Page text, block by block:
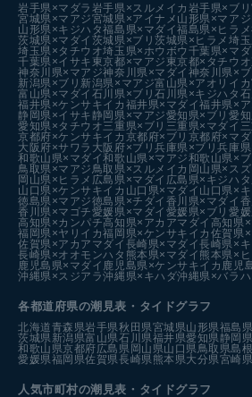
岩手県×マダラ 岩手県×スルメイカ 岩手県×ブリ
宮城県×マアジ宮城県×アイナメ 山形県×マアジ
山形県×キジハタ福島県×マダイ福島県×ヒラメ
茨城県×マダイ 茨城県×ブリ茨城県×ヒラメ埼
埼玉県×タチウオ埼玉県×ホウボウ 千葉県×マダ
千葉県×イサキ 東京都×マアジ 東京都×タチウオ
神奈川県×マアジ神奈川県×マダイ 神奈川県×ブ
新潟県×ブリ 新潟県×マアジ富山県×アオリイカ
富山県×マダイ 石川県×ブリ石川県×キジハタ
福井県×ケンサキイカ 福井県×マダイ福井県×
静岡県×イサキ静岡県×マアジ愛知県×ブリ愛
愛知県×タチウオ三重県×ブリ 三重県×マダイ
京都府×ケンサキイカ 京都府×ブリ 京都府×マダ
大阪府×サワラ 大阪府×ブリ兵庫県×ブリ兵庫
和歌山県×マダイ和歌山県×マアジ和歌山県×ブ
鳥取県×マアジ 鳥取県×スルメイカ 岡山県×スズ
岡山県×ヒラメ 広島県×マダイ 広島県×キジハタ
山口県×ケンサキイカ 山口県×マダイ 山口県×
徳島県×マアジ徳島県×チダイ 香川県×マダイ
香川県×マゴチ愛媛県×マダイ 愛媛県×ブリ愛
高知県×カンパチ高知県×アカアマダイ 高知県
福岡県×ヤリイカ福岡県×ケンサキイカ 佐賀県
佐賀県×アカアマダイ 長崎県×マダイ長崎県×キ
長崎県×オオモンハタ 熊本県×マダイ 熊本県×
鹿児島県×マダイ 鹿児島県×ケンサキイカ 鹿児
沖縄県×スジアラ沖縄県×キハダ沖縄県×バラハ
各都道府県の潮見表 ・タイドグラフ
北海道青森県岩手県秋田県宮城県山形県福島県
茨城県 新潟県富山県石川県福井県愛知県静岡県
和歌山県京都府広島県 岡山県山口県 鳥取県島
愛媛県福岡県佐賀県長崎県 熊本県大分県宮崎県
人気市町村の潮見表・タイドグラフ